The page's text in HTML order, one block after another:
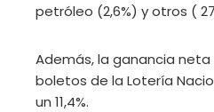
petróleo (2,6%) y otros (
Además, la ganancia
boletos de la Lotería
un 11,4%.